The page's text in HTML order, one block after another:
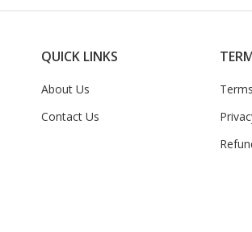
QUICK LINKS
About Us
Contact Us